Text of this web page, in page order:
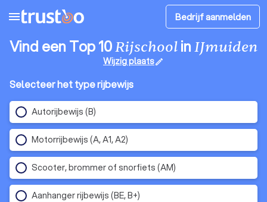
menu Bedrijf aanmelden
Vind een Top 10RijschoolinIJmuiden
Wijzig plaatsedit
Selecteer het type rijbewijs
Autorijbewijs (B)
Motorrijbewijs (A, A1, A2)
Scooter, brommer of snorfiets (AM)
Aanhanger rijbewijs (BE, B+)